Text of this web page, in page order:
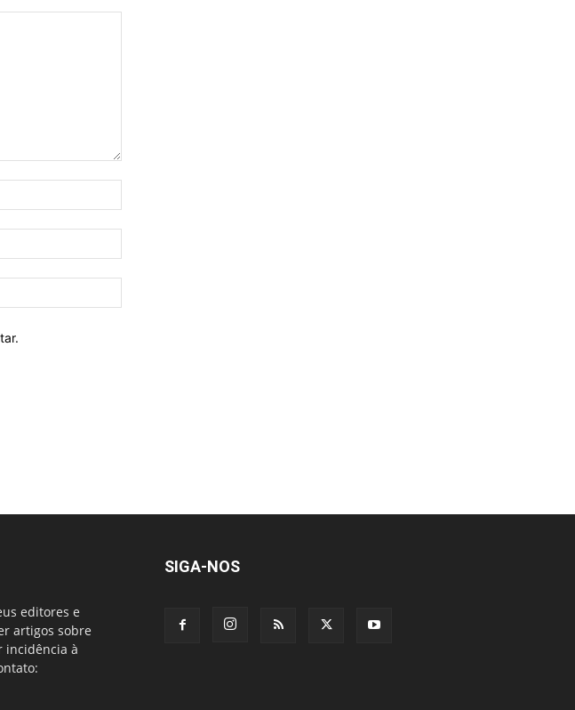
editores e
artigos sobre
incidência à
SIGA-NOS